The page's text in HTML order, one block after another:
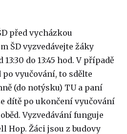
před vycházkou
ŠD vyzvedávejte žáky
do 13:45 hod. V případě
vyučování, to sdělte
(do notýsku) TU a paní
dítě po ukončení vyučování
Vyzvedávání funguje
Hop. Žáci jsou z budovy